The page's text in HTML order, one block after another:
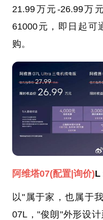
21.99万元-26.99万
61000元，即日起可
购。
阿维塔07(配置|询价)L
以"属于家，也属于
07L，"俊朗"外形设